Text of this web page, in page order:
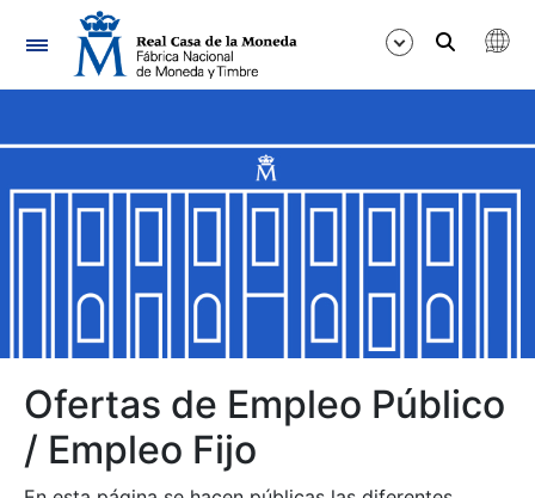
Navegación
Mostrar/Ocultar
Mostrar/Ocultar
Mostrar/Ocultar
Mostrar/Ocultar
Ofertas de Empleo Público
/ Empleo Fijo